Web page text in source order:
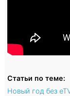
Статьи по теме:
Новый год без